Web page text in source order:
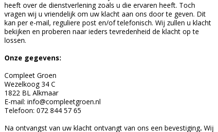
heeft over de dienstverlening zoals u die ervaren heeft. Toch
vragen wij u vriendelijk om uw klacht aan ons door te geven. Dit
kan per e-mail, reguliere post en/of telefonisch. Wij zullen u klacht
bekijken en proberen naar ieders tevredenheid de klacht op te
lossen.
Onze gegevens:
Compleet Groen
Wezelkoog 34 C
1822 BL Alkmaar
E-mail: info@compleetgroen.nl
Telefoon: 072 844 57 65
Na ontvangst van uw klacht ontvangt van ons een bevestiging. Wij